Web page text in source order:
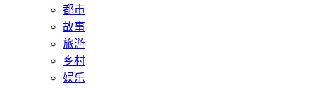
都市
故事
旅游
乡村
娱乐